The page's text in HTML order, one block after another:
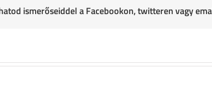
ismerőseiddel a Facebookon, twitteren vagy